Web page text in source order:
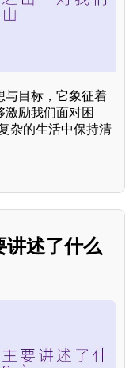
与目标，它象征着
激励我们面对困
杂的生活中保持清
讲述了什么